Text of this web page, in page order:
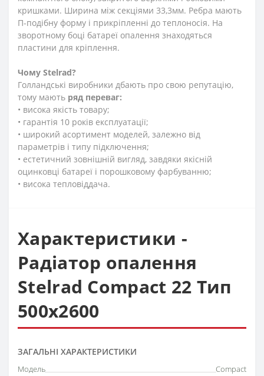
кришками. Ширина між секціями 33,3мм. Ребра мають
П-подібну форму і прикріпленні до теплоносія. На
зворотному боці батареї опалення знаходяться
пластини для кріплення.
Чому Stelrad?
Голландські виробники дбають про свою репутацію,
тому мають ряд переваг:
• висока якість товару;
• гарантія 10 років експлуатації;
• широкий асортимент моделей, залежно від
параметрів і типу підключення;
• естетичний зовнішній вигляд, завдяки якісній
оцинковці батареї і порошковому фарбуванню;
• висока тепловіддача.
Характеристики -
Радіатор опалення
Stelrad Compact 22 Тип
500х2600
ЗАГАЛЬНІ ХАРАКТЕРИСТИКИ
Модель
Compact